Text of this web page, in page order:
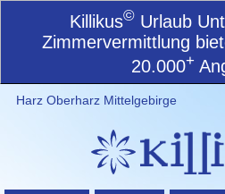
Killikus© Urlaub
Zimmervermittlung
20.000+
Harz Oberharz Mittelgebirge